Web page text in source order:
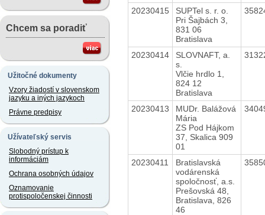
Chcem sa poradiť
Užitočné dokumenty
Vzory žiadostí v slovenskom
jazyku a iných jazykoch
Právne predpisy
Užívateľský servis
Slobodný prístup k
informáciám
Ochrana osobných údajov
Oznamovanie
protispoločenskej činnosti
20230415
SUPTel s. r. o.
Pri Šajbách 3,
831 06
Bratislava
20230414
SLOVNAFT, a.
s.
Vlčie hrdlo 1,
824 12
Bratislava
20230413
MUDr. Balážová
Mária
ZS Pod Hájkom
37, Skalica 909
01
20230411
Bratislavská
vodárenská
spoločnosť, a.s.
Prešovská 48,
Bratislava, 826
46